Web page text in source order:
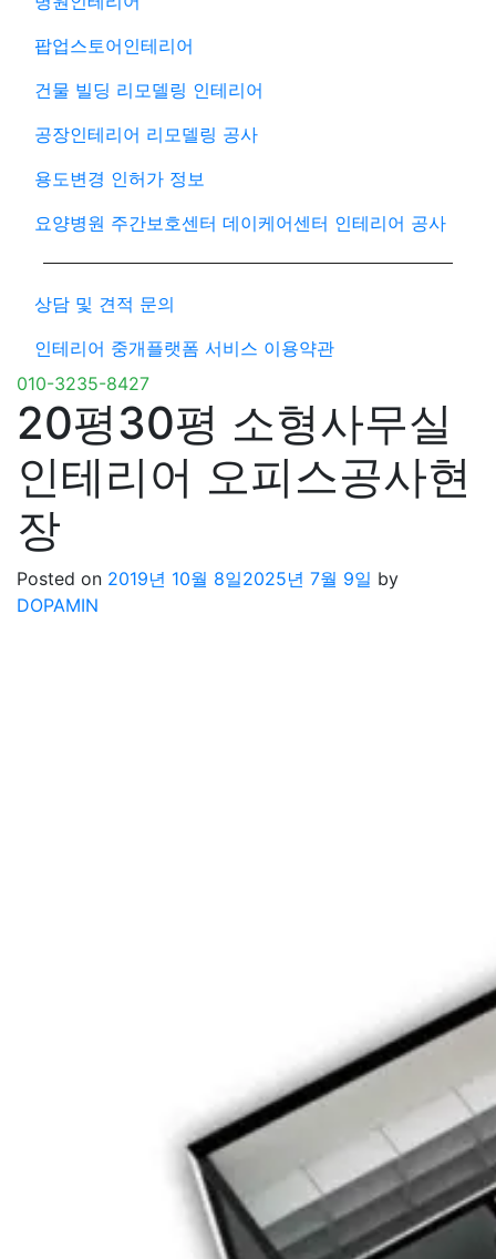
팝업스토어인테리어
건물 빌딩 리모델링 인테리어
공장인테리어 리모델링 공사
용도변경 인허가 정보
요양병원 주간보호센터 데이케어센터 인테리어 공사
상담 및 견적 문의
인테리어 중개플랫폼 서비스 이용약관
010-3235-8427
20평30평 소형사무실
인테리어 오피스공사현
장
Posted on 2019년 10월 8일2025년 7월 9일 by
DOPAMIN